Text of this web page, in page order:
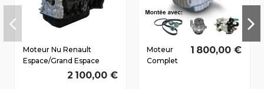
Moteur Nu Renault
Espace/Grand Espace
(JEO) Dès 2002 2.2 D dCi
G9T645 103/140 CV
2 100,00 €
Moteur
Complet
1 800,00 €